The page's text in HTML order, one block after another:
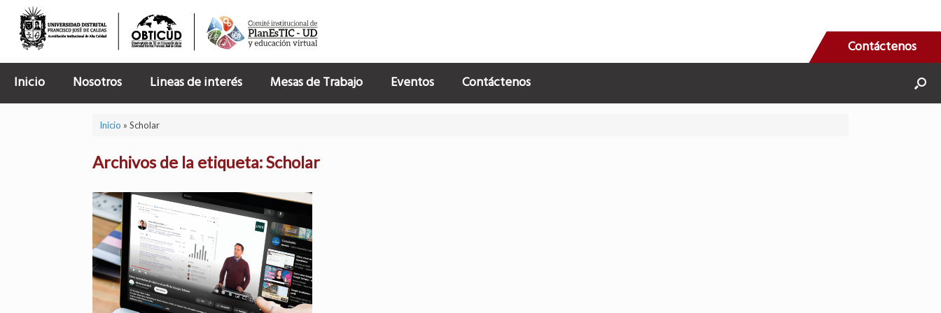
Contáctenos
contenido
Inicio Nosotros Lineas de interés Mesas de Trabajo Eventos Contáctenos
Inicio » Scholar
Archivos de la etiqueta:Scholar